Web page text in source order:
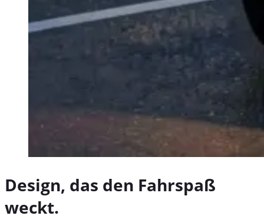
Design, das den Fahrspaß
weckt.